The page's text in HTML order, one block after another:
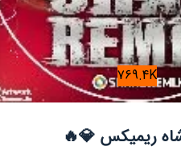
769.4K
شاه ریمیکس 💎🔥